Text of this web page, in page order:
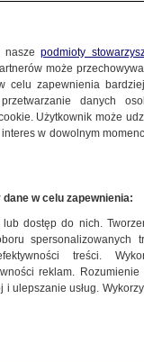
naszepodmioty
może
celu zapewnienia
danych
Użytkownik może
w dowolnym
w celu zapewnienia:
dostęp do nich.
spersonalizowanych
treści.
reklam.
i ulepszanie usług.